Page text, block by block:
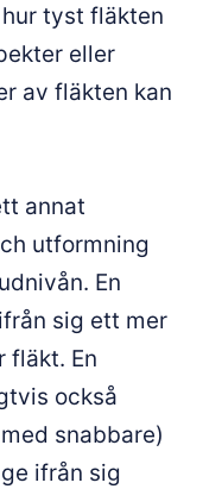
hur tyst fläkten
eller
av fläkten kan
annat
utformning
En
sig ett mer
fläkt. En
också
snabbare)
ifrån sig